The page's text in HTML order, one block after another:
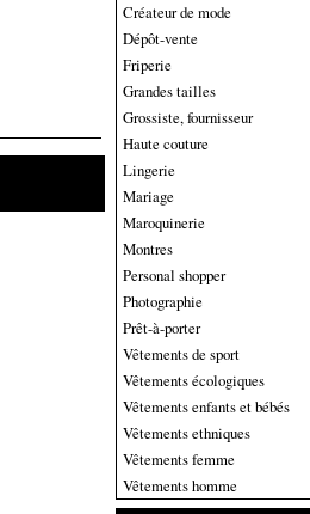
Créateur de mode
Dépôt-vente
Friperie
Grandes tailles
Grossiste, fournisseur
Haute couture
Lingerie
Mariage
Maroquinerie
Montres
Personal shopper
Photographie
Prêt-à-porter
Vêtements de sport
Vêtements écologiques
Vêtements enfants et bébés
Vêtements ethniques
Vêtements femme
Vêtements homme